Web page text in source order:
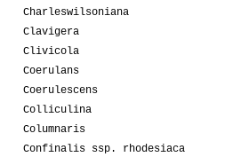
Charleswilsoniana
Clavigera
Clivicola
Coerulans
Coerulescens
Colliculina
Columnaris
Confinalis ssp. rhodesiaca